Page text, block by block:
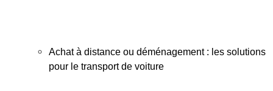
Achat à distance ou déménagement : les solutions
pour le transport de voiture